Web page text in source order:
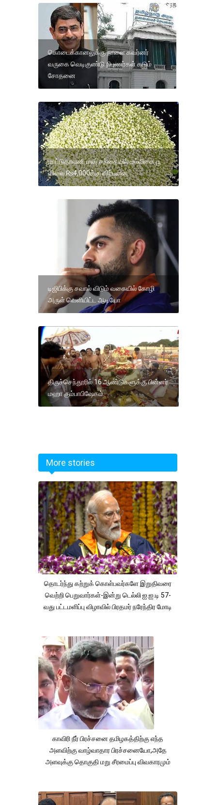
கொடைக்கானலுக்கு நாளை கவர்னர்
வருகை வெடிகுண்டு நிபுணர்கள் கடும்
சோதனை
மாட்டுதாவனி மலர் சந்தையில் மல்லிகை பூ
விலை ₨4,000க்கு விற்பனை
டிஜிபிக்கு சவால் விடும் வகையில் கோழி
அருள் வெளியிட்ட ஆடியோ
திருச்செந்தூரில் 16 ஆண்டுகளுக்கு பின்னர்
மஹா கும்பாபிஷேகம்.
More stories
தொடர்ந்து கற்றுக் கொள்பவர்களே இறுதிவரை
வெற்றி பெறுவார்கள்-இன்று டெல்லி ஐ.ஐ.டி 57-
வது பட்டமளிப்பு விழாவில் பிரதமர் நரேந்திர மோடி
காவிரி நீர் பிரச்சனை தமிழகத்திற்கு எந்த
அளவிற்கு வாழ்வாதார பிரச்சனையோ,அதே
அளவுக்கு தொகுதி மறு சீரமைப்பு விவகாரமும்